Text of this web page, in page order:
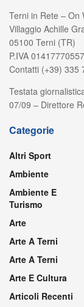
Terni in Rete – On
Villaggio Achille
05100 Terni (TR)
P.IVA 01417770557
Contatti (+39) 335
Testata
07/09 – Direttore
Categorie
Altri Sport
Ambiente
Ambiente E
Turismo
Arte
Arte A Terni
Arte A Terni
Arte E Cultura
Articoli Recenti